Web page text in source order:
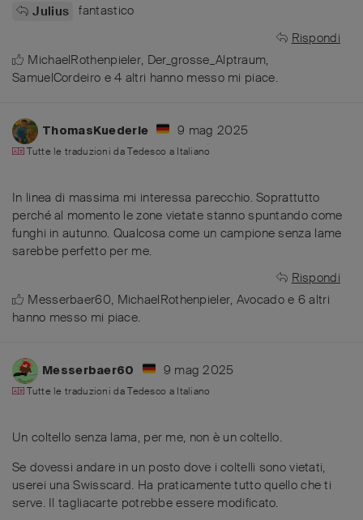
Julius fantastico
Rispondi
MichaelRothenpieler, Der_grosse_Alptraum,
SamuelCordeiro e4 altri hanno messo mi piace.
ThomasKuederle 9 mag 2025
Tutte le traduzioni daTedesco a Italiano
In linea di massima mi interessa parecchio. Soprattutto
perché al momento le zone vietate stanno spuntando come
funghi in autunno. Qualcosa come un campione senza lame
sarebbe perfetto per me.
Rispondi
Messerbaer60, MichaelRothenpieler, Avocadoe 6 altri
hanno messo mi piace.
Messerbaer60 9 mag 2025
Tutte le traduzioni daTedesco a Italiano
Un coltello senza lama, per me, non è un coltello.
Se dovessi andare in un posto dove i coltelli sono vietati,
userei una Swisscard. Ha praticamente tutto quello che ti
serve. Il tagliacarte potrebbe essere modificato.